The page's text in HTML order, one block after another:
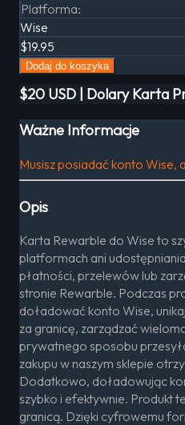
Platforma:
Wise
$19.95
Dodaj do koszyka
$20 USD | Dolary Karta
Ważne Informacje
Musisz posiadać konto Wise,
Opis
Karta Rewarble do Wise to
platformach ani
płatności, przelewów lub
stronie Rewarble. Podczas
doładować konto Wise,
za granicę, zarządzać
prywatnego sposobu
zakupu w naszym sklepie
Dodatkowo, doładowując
szybko i efektywnie. Produkt
granicą. Dzięki cyfrowemu